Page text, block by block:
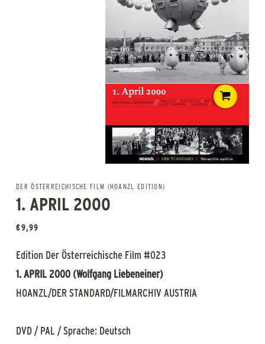
DER ÖSTERREICHISCHE FILM (HOANZL EDITION)
1. APRIL 2000
€9,99
Edition Der Österreichische Film #023
1. APRIL 2000 (Wolfgang Liebeneiner)
HOANZL/DER STANDARD/FILMARCHIV AUSTRIA
DVD / PAL / Sprache: Deutsch